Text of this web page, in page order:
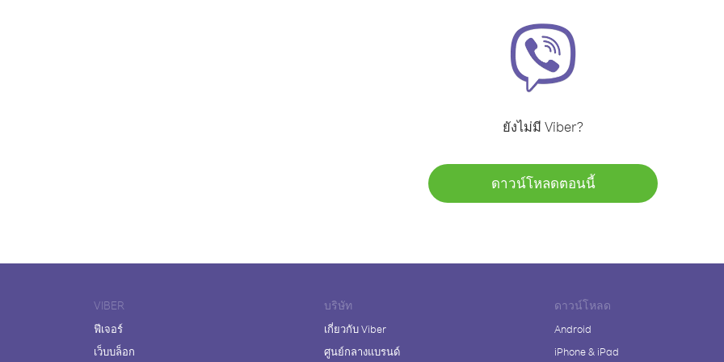
ยังไม่มี Viber?
ดาวน์โหลดตอนนี้
VIBER
ฟีเจอร์
เว็บบล็อก
บริษัท
เกี่ยวกับ Viber
ศูนย์กลางแบรนด์
ดาวน์โหลด
Android
iPhone & iPad